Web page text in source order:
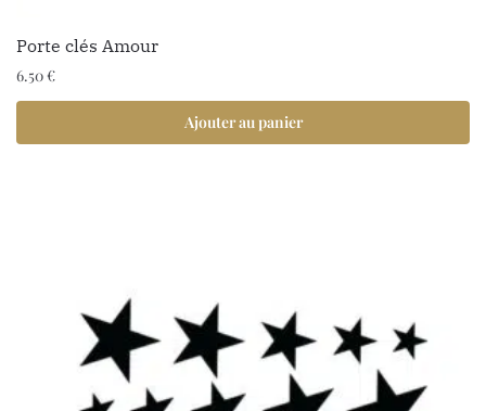
Porte clés Amour
6.50€
Ajouter au panier